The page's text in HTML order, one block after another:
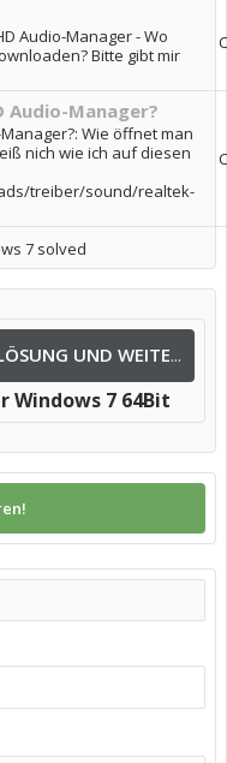
Audio-Manager - Wo
Bitte gibt mir
Audio-Manager?
Wie öffnet man
nich wie ich auf diesen
treiber/sound/realtek-
7 solved
ANDERE USER SUCHTEN NACH LÖSUNG UND WEITEREN INFOS NACH:
Windows 7 64Bit